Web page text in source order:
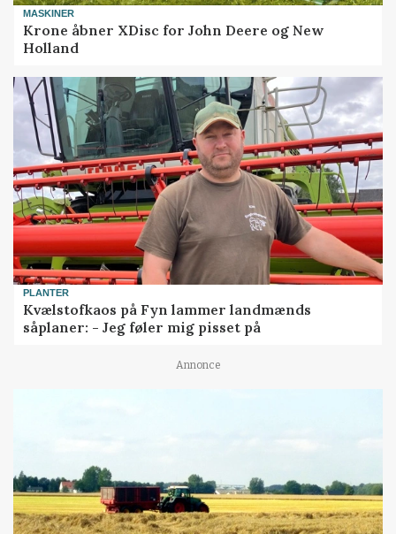
MASKINER
Krone åbner XDisc for John Deere og New
Holland
PLANTER
Kvælstofkaos på Fyn lammer landmænds
såplaner: - Jeg føler mig pisset på
Annonce